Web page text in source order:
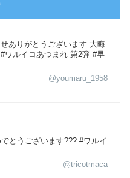
ありがとうございます 大晦
ワルイコあつまれ 第2弾 #早
@youmaru_1958
とうございます??? #ワルイ
@tricotmaca